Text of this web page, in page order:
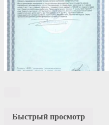
Быстрый просмотр